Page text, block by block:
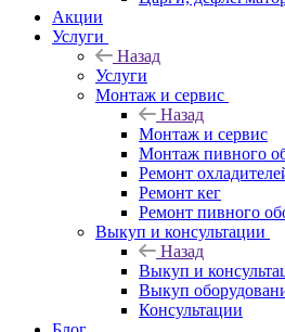
Акции
Услуги
Назад
Услуги
Монтаж и сервис
Назад
Монтаж и сервис
Монтаж пивного
Ремонт
Ремонт кег
Ремонт пивного
Выкуп и консультации
Назад
Выкуп и
Выкуп
Консультации